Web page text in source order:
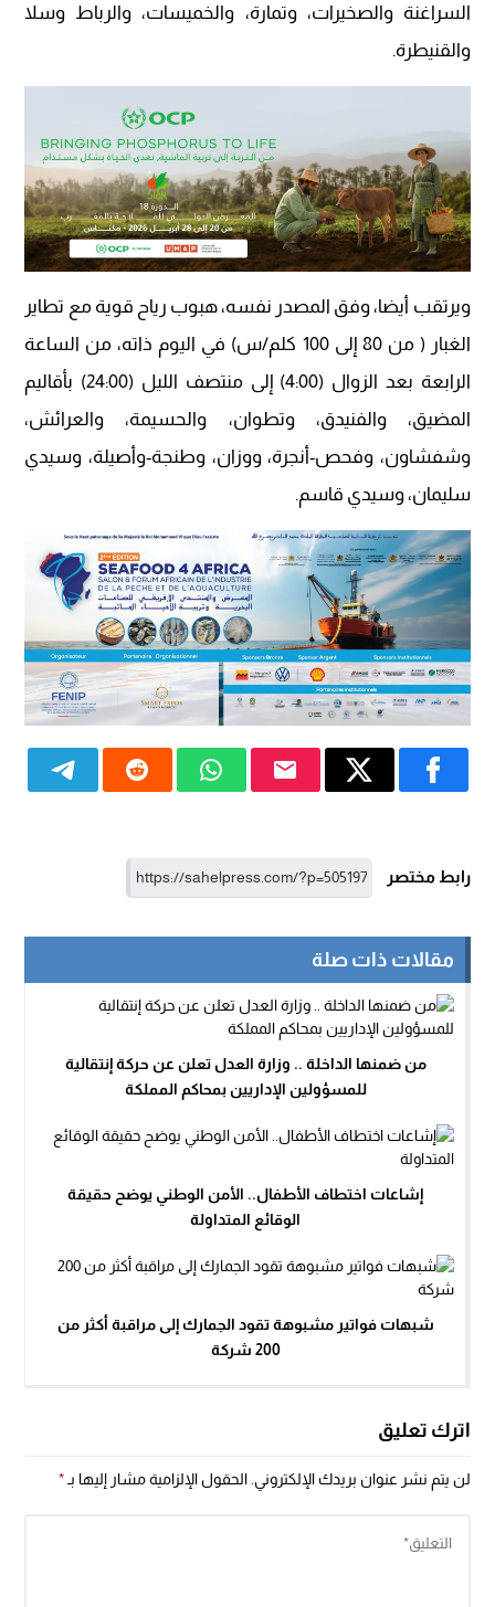
السراغنة والصخيرات، وتمارة، والخميسات، والرباط وسلا
والقنيطرة.
ويرتقب أيضا، وفق المصدر نفسه، هبوب رياح قوية مع تطاير
الغبار ( من 80 إلى 100 كلم/س) في اليوم ذاته، من الساعة
الرابعة بعد الزوال (4:00) إلى منتصف الليل (24:00) بأقاليم
المضيق، والفنيدق، وتطوان، والحسيمة، والعرائش،
وشفشاون، وفحص-أنجرة، ووزان، وطنجة-وأصيلة، وسيدي
سليمان، وسيدي قاسم.
رابط مختصر
مقالات ذات صلة
من ضمنها الداخلة .. وزارة العدل تعلن عن حركة إنتقالية
للمسؤولين الإداريين بمحاكم المملكة
إشاعات اختطاف الأطفال.. الأمن الوطني يوضح حقيقة
الوقائع المتداولة
شبهات فواتير مشبوهة تقود الجمارك إلى مراقبة أكثر من
200 شركة
اترك تعليق
لن يتم نشر عنوان بريدك الإلكتروني. الحقول الإلزامية مشار إليها بـ*